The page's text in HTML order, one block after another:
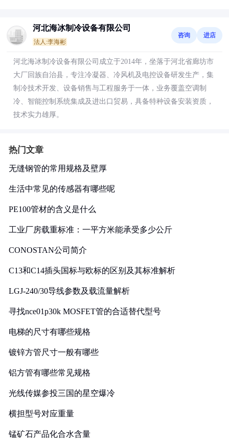
河北海冰制冷设备有限公司
法人:李海彬
咨询 进店
河北海冰制冷设备有限公司成立于2014年，坐落于河北省廊坊市
大厂回族自治县，专注冷凝器、冷风机及电控设备研发生产，集
制冷技术开发、设备销售与工程服务于一体，业务覆盖空调制
冷、智能控制系统集成及进出口贸易，具备特种设备安装资质，
技术实力雄厚。
热门文章
无缝钢管的常用规格及壁厚
生活中常见的传感器有哪些呢
PE100管材的含义是什么
工业厂房载重标准：一平方米能承受多少公斤
CONOSTAN公司简介
C13和C14插头国标与欧标的区别及其标准解析
LGJ-240/30导线参数及载流量解析
寻找nce01p30k MOSFET管的合适替代型号
电梯的尺寸有哪些规格
镀锌方管尺寸一般有哪些
铝方管有哪些常见规格
光线传媒参投三国的星空爆冷
横担型号对应重量
锰矿石产品化合水含量